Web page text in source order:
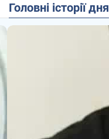
Головні історії дня